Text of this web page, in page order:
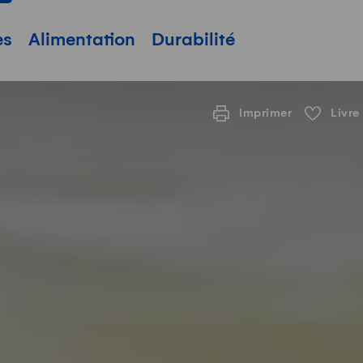
Alimentation Durabilité
Imprimer Livre